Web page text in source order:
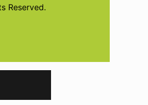
Reserved.